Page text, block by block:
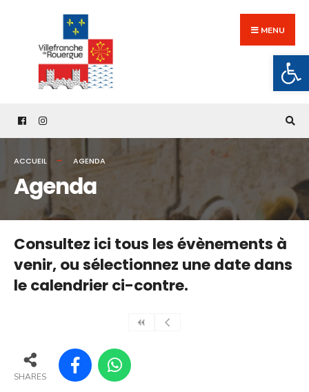
content
MENU
ACCUEIL AGENDA
Agenda
Consultez ici tous les évènements à
venir,ou sélectionnez une date dans
le calendrier ci-contre.
SHARES